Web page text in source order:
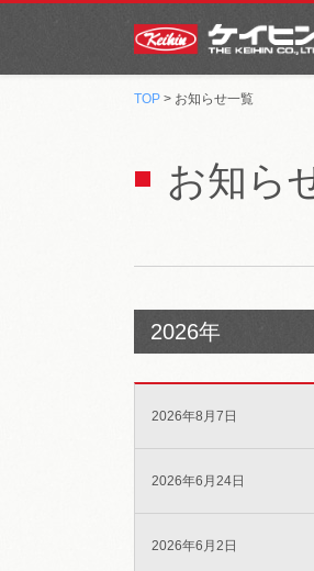
TOP > お知らせ一覧
お知ら
2026年
2026年8月7日
2026年6月24日
2026年6月2日